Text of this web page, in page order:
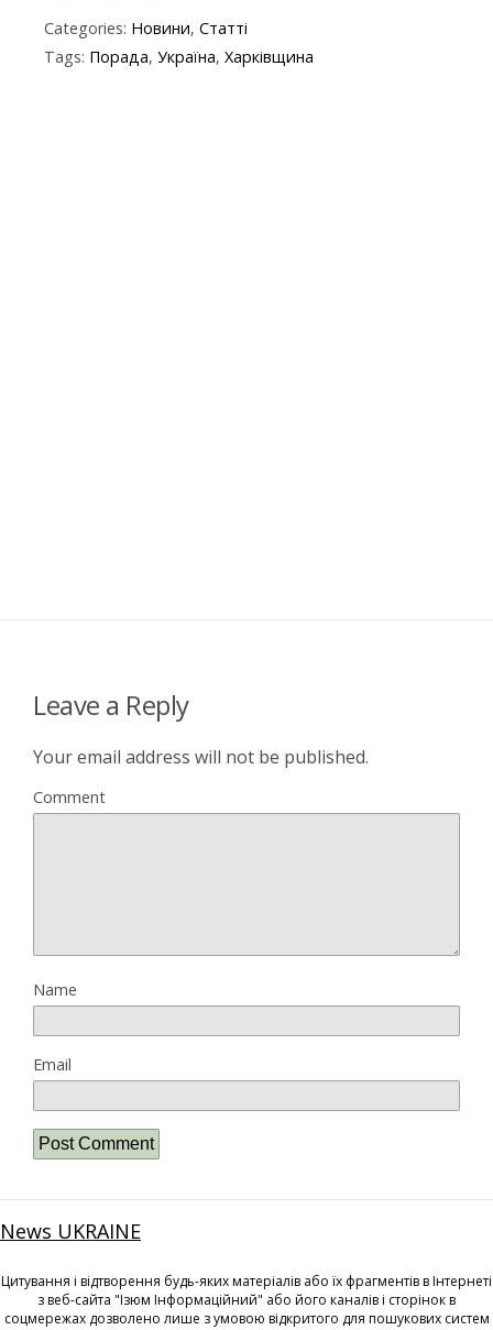
e
b
itt
er
e
gr
er at
s
y
p
Categories: Новини, Статті
Tags: Порада, Україна, Харківщина
Leave a Reply
Your email address will not be published.
Comment
Name
Email
News UKRAINE
Цитування і відтворення будь-яких матеріалів або їх фрагментів в Інтернеті
з веб-сайта "Ізюм Інформаційний" або його каналів і сторінок в
соцмережах дозволено лише з умовою відкритого для пошукових систем